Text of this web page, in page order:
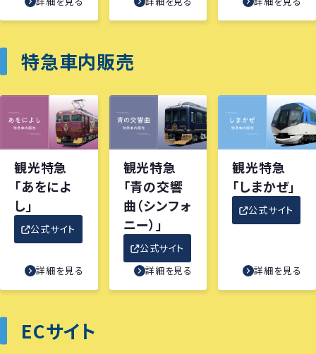
特急車内販売
観光特急
「あをによ
し」
公式サイト
詳細を見る
観光特急
「青の交響
曲（シンフォ
ニー）」
公式サイト
詳細を見る
観光特急
「しまかぜ」
公式サイト
詳細を見る
ECサイト